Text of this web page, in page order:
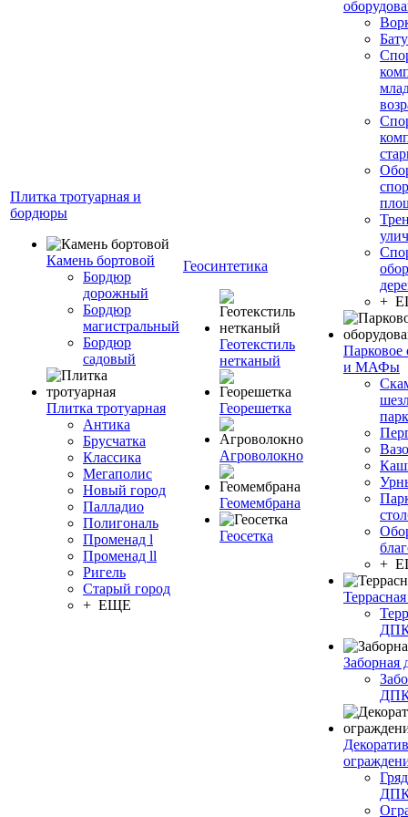
Плитка тротуарная и
бордюры
Камень бортовой
Бордюр
дорожный
Бордюр
магистральный
Бордюр
садовый
Плитка тротуарная
Антика
Брусчатка
Классика
Мегаполис
Новый город
Палладио
Полигональ
Променад l
Променад ll
Ригель
Старый город
+ ЕЩЕ
Геосинтетика
Геотекстиль
нетканый
Георешетка
Агроволокно
Геомембрана
Геосетка
+
Парковое
и МАФы
+
Заборная